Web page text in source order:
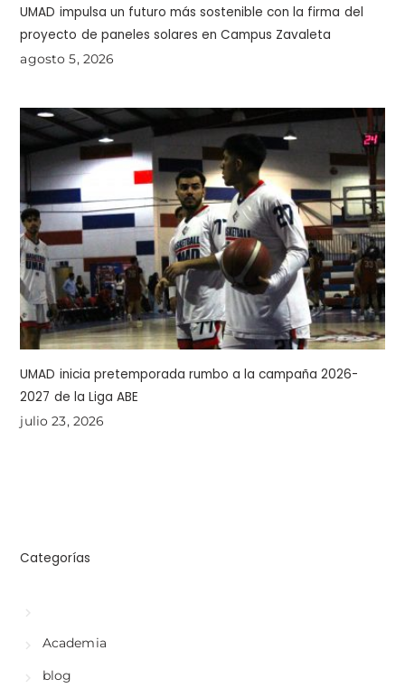
UMAD impulsa un futuro más sostenible con la firma del
proyecto de paneles solares en Campus Zavaleta
agosto 5, 2026
UMAD inicia pretemporada rumbo a la campaña 2026-
2027 de la Liga ABE
julio 23, 2026
Categorías
Academia
blog